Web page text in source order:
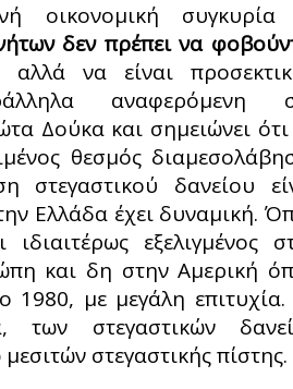
οικονομική
δεν πρέπει να
αλλά να είναι
αναφερόμενη
Δούκα και σημειώνει
θεσμός
στεγαστικού δανείου
Ελλάδα έχει δυναμική.
ιδιαιτέρως εξελιγμένος
και δη στην Αμερική
1980, με μεγάλη
των στεγαστικών
στεγαστικής πίστης.